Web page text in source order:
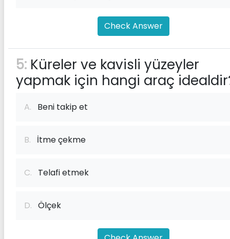
Check Answer
5: Küreler ve kavisli yüzeyler
yapmak için hangi araç
A. Beni takip et
B. İtme çekme
C. Telafi etmek
D. Ölçek